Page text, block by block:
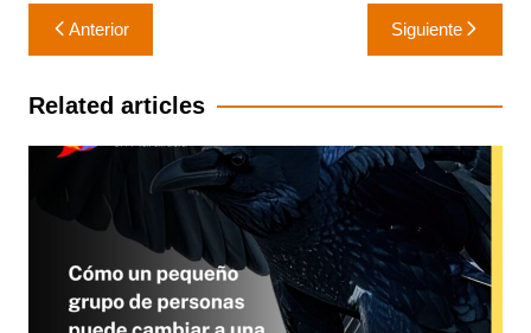
Navegación
de
entradas
Anterior Siguiente
Related articles